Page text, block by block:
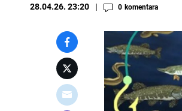
28.04.26. 23:20 0 komentara